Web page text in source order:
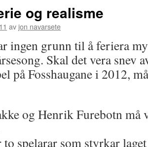
og realisme
av jon navarsete
ingen grunn til å feriera
Skal det vera snev
på Fosshaugane i 2012,
og Henrik Furebotn må
spelarar som styrkar